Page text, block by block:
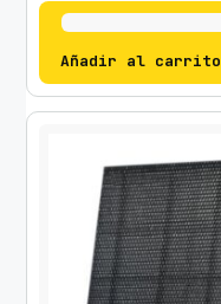
Añadir al carrito